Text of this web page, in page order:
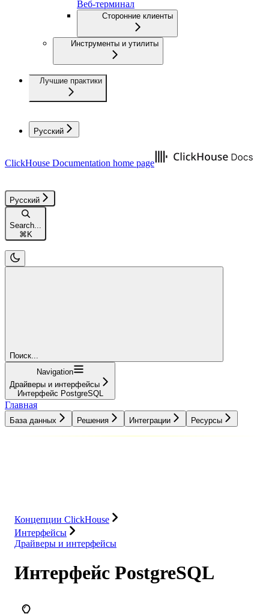
Веб-терминал
Сторонние клиенты
Инструменты и утилиты
Лучшие практики
Русский
ClickHouse Documentation home page
Русский
Search...
⌘ K
Поиск...
Navigation
Драйверы и интерфейсы
Интерфейс PostgreSQL
Главная
База данных Решения Интеграции Ресурсы
Концепции ClickHouse
Интерфейсы
Драйверы и интерфейсы
Интерфейс PostgreSQL